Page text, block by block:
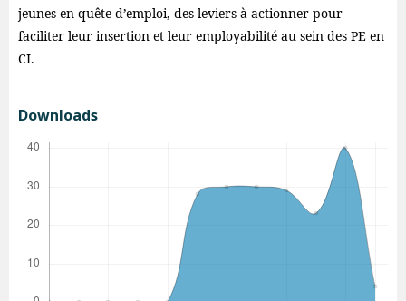
jeunes en quête d’emploi, des leviers à actionner pour
faciliter leur insertion et leur employabilité au sein des PE en
CI.
Downloads